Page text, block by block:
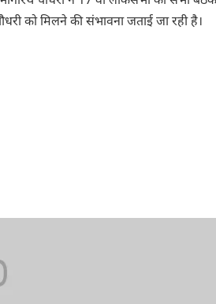
को मिलने की संभावना जताई जा रही है।